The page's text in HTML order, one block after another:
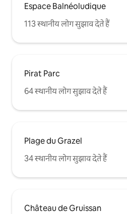
Espace Balnéoludique
113 स्थानीय लोग सुझाव देते हैं
Pirat Parc
64 स्थानीय लोग सुझाव देते हैं
Plage du Grazel
34 स्थानीय लोग सुझाव देते हैं
Château de Gruissan